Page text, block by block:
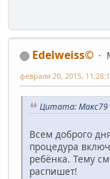
Edelweiss©
февраля 20, 2015,
Цитата: Макс79
Всем доброго
процедура
ребёнка. Тему
распишет!